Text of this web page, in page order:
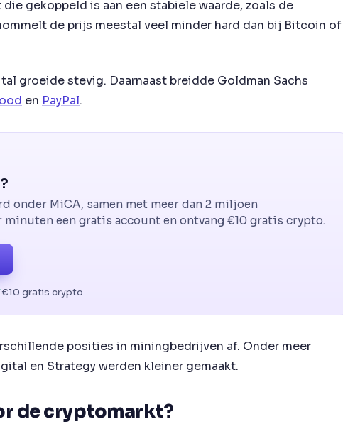
gekoppeld is aan een stabiele waarde, zoals de
de prijs meestal veel minder hard dan bij Bitcoin of
groeide stevig. Daarnaast breidde Goldman Sachs
en PayPal.
onder MiCA, samen met meer dan 2 miljoen
minuten een gratis account en ontvang €10 gratis crypto.
€10 gratis crypto
posities in miningbedrijven af. Onder meer
en Strategy werden kleiner gemaakt.
de cryptomarkt?